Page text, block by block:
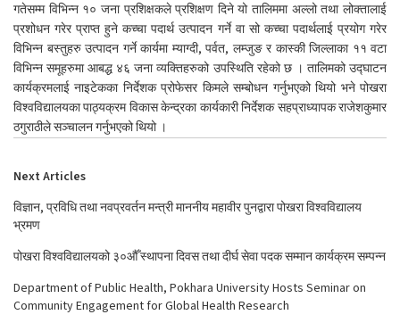
गतेसम्म विभिन्न १० जना प्रशिक्षकले प्रशिक्षण दिने यो तालिममा अल्लो तथा लोक्तालाई
प्रशोधन गरेर प्राप्त हुने कच्चा पदार्थ उत्पादन गर्ने वा सो कच्चा पदार्थलाई प्रयोग गरेर
विभिन्न बस्तुहरु उत्पादन गर्ने कार्यमा म्याग्दी, पर्वत, लम्जुङ र कास्की जिल्लाका ११ वटा
विभिन्न समूहरुमा आबद्ध ४६ जना व्यक्तिहरुको उपस्थिति रहेको छ । तालिमको उद्घाटन
कार्यक्रमलाई नाइटेकका निर्देशक प्रोफेसर किमले सम्बोधन गर्नुभएको थियो भने पोखरा
विश्वविद्यालयका पाठ्यक्रम विकास केन्द्रका कार्यकारी निर्देशक सहप्राध्यापक राजेशकुमार
ठगुराठीले सञ्चालन गर्नुभएको थियो ।
Next Articles
विज्ञान, प्रविधि तथा नवप्रवर्तन मन्त्री माननीय महावीर पुनद्वारा पोखरा विश्वविद्यालय
भ्रमण
पोखरा विश्वविद्यालयको ३०औँ स्थापना दिवस तथा दीर्घ सेवा पदक सम्मान कार्यक्रम सम्पन्न
Department of Public Health, Pokhara University Hosts Seminar on
Community Engagement for Global Health Research